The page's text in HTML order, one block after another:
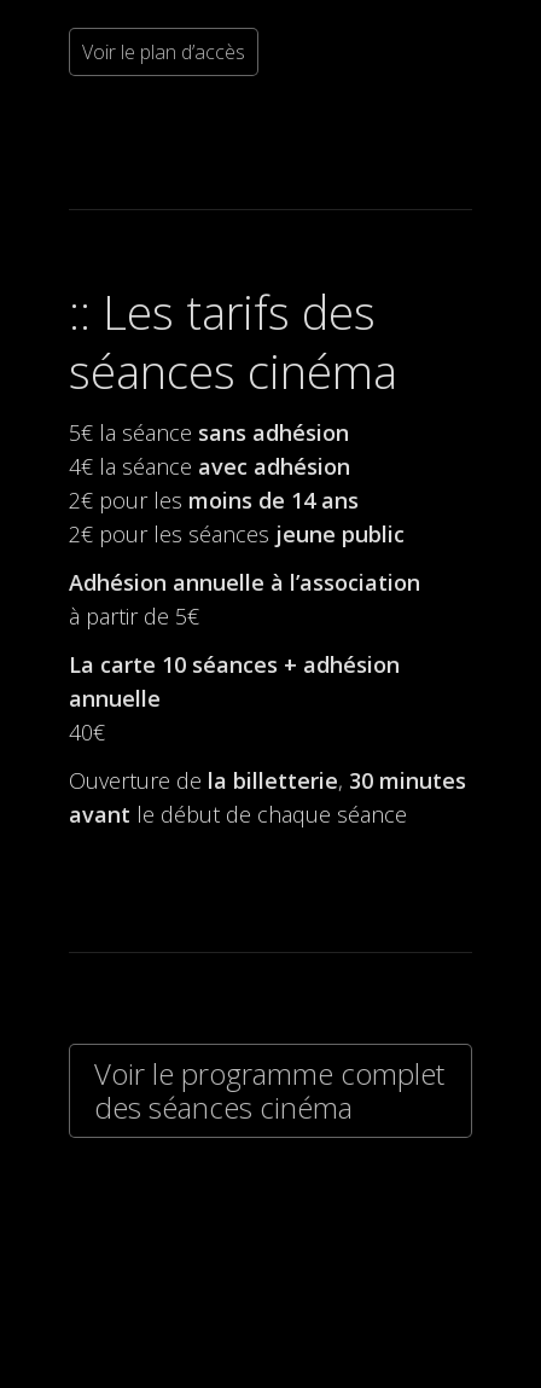
Voir le plan d’accès
Les tarifs des
séances cinéma
5€ la séance sans adhésion
4€ la séance avec adhésion
2€ pour les moins de 14 ans
2€ pour les séances jeune public
Adhésion annuelle à l’association
à partir de 5€
La carte 10 séances + adhésion
annuelle
40€
Ouverture de la billetterie, 30 minutes
avant le début de chaque séance
Voir le programme complet
des séances cinéma